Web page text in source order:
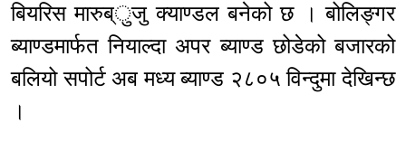
बियरिस मारुब्ुजु क्याण्डल बनेको छ । बोलिङ्गर
ब्याण्डमार्फत नियाल्दा अपर ब्याण्ड छोडेको बजारको
बलियो सपोर्ट अब मध्य ब्याण्ड २८०५ विन्दुमा देखिन्छ
।